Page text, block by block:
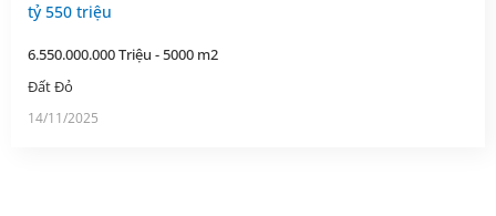
tỷ 550 triệu
6.550.000.000 Triệu - 5000 m2
Đất Đỏ
14/11/2025